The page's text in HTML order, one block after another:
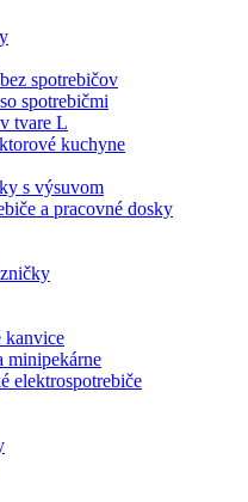
spotrebičov
spotrebičmi
tvare L
kuchyne
s výsuvom
a pracovné dosky
kanvice
minipekárne
elektrospotrebiče